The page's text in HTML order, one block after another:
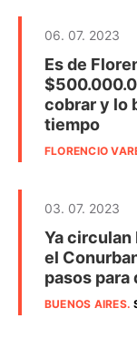
06. 07. 2023
Es de
cobrar y lo
tiempo
FLORENCIO
03. 07. 2023
Ya
el
pasos
BUENOS AIRES.